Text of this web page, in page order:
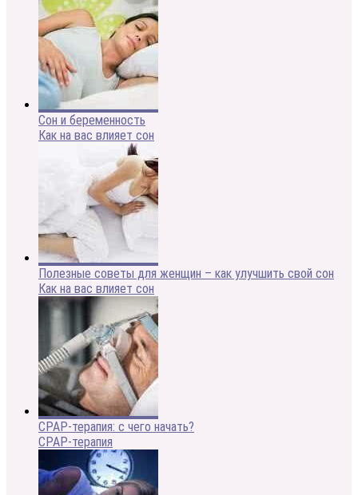
Сон и беременность
Как на вас влияет сон
Полезные советы для женщин – как улучшить свой сон
Как на вас влияет сон
CPAP-терапия: с чего начать?
CPAP-терапия